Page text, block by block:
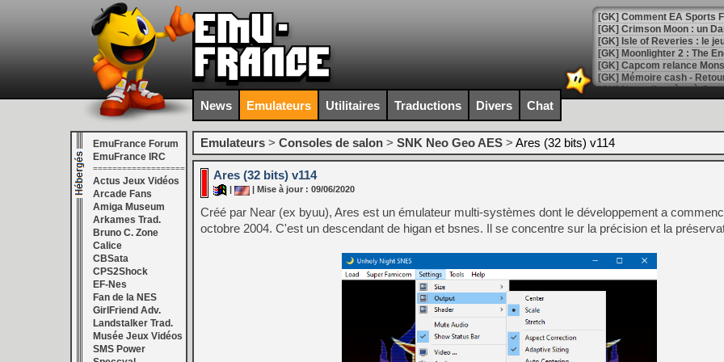
[GK] Comment EA Sports
[GK] Crimson Moon : un
[GK] Isle of Reveries : le
[GK] Moonlighter 2 : The
[GK] Capcom relance
[Mo5] Deux inédits du
[GK] Le beat'em up The
[GK] Endless Legend 2 :
[LS] [PS5] Le WebKit
[GK] Oubliez Crazy Taxi,
[LS] [Switch] NSZ 5.0.0
[GK] No More Room in
[GK] Un chatbot Atelier
[GK] Mémoire cash -
News Emulateurs Utilitaires Traductions Divers Chat
EmuFrance Forum
EmuFrance IRC
===================
Actus Jeux Vidéos
Arcade Fans
Amiga Museum
Arkames Trad.
Bruno C. Zone
Calice
CBSata
CPS2Shock
EF-Nes
Fan de la NES
GirlFriend Adv.
Landstalker Trad.
Musée Jeux Vidéos
SMS Power
Emulateurs > Consoles de salon > SNK Neo Geo AES > Ares (32 bits) v114
Ares (32 bits) v114
| Mise à jour : 09/06/2020
Créé par Near (ex byuu), Ares est un émulateur multi-systèmes dont le développement a
octobre 2004. C'est un descendant de higan et bsnes. Il se concentre sur la précision et la